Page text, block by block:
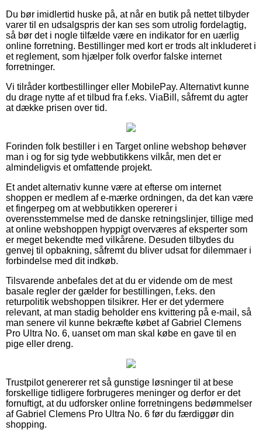
Du bør imidlertid huske på, at når en butik på nettet tilbyder
varer til en udsalgspris der kan ses som utrolig fordelagtig,
så bør det i nogle tilfælde være en indikator for en uærlig
online forretning. Bestillinger med kort er trods alt inkluderet i
et reglement, som hjælper folk overfor falske internet
forretninger.
Vi tilråder kortbestillinger eller MobilePay. Alternativt kunne
du drage nytte af et tilbud fra f.eks. ViaBill, såfremt du agter
at dække prisen over tid.
Forinden folk bestiller i en Target online webshop behøver
man i og for sig tyde webbutikkens vilkår, men det er
almindeligvis et omfattende projekt.
Et andet alternativ kunne være at efterse om internet
shoppen er medlem af e-mærke ordningen, da det kan være
et fingerpeg om at webbutikken opererer i
overensstemmelse med de danske retningslinjer, tillige med
at online webshoppen hyppigt overværes af eksperter som
er meget bekendte med vilkårene. Desuden tilbydes du
genvej til opbakning, såfremt du bliver udsat for dilemmaer i
forbindelse med dit indkøb.
Tilsvarende anbefales det at du er vidende om de mest
basale regler der gælder for bestillingen, f.eks. den
returpolitik webshoppen tilsikrer. Her er det ydermere
relevant, at man stadig beholder ens kvittering på e-mail, så
man senere vil kunne bekræfte købet af Gabriel Clemens
Pro Ultra No. 6, uanset om man skal købe en gave til en
pige eller dreng.
Trustpilot genererer ret så gunstige løsninger til at bese
forskellige tidligere forbrugeres meninger og derfor er det
fornuftigt, at du udforsker online forretningens bedømmelser
af Gabriel Clemens Pro Ultra No. 6 før du færdiggør din
shopping.